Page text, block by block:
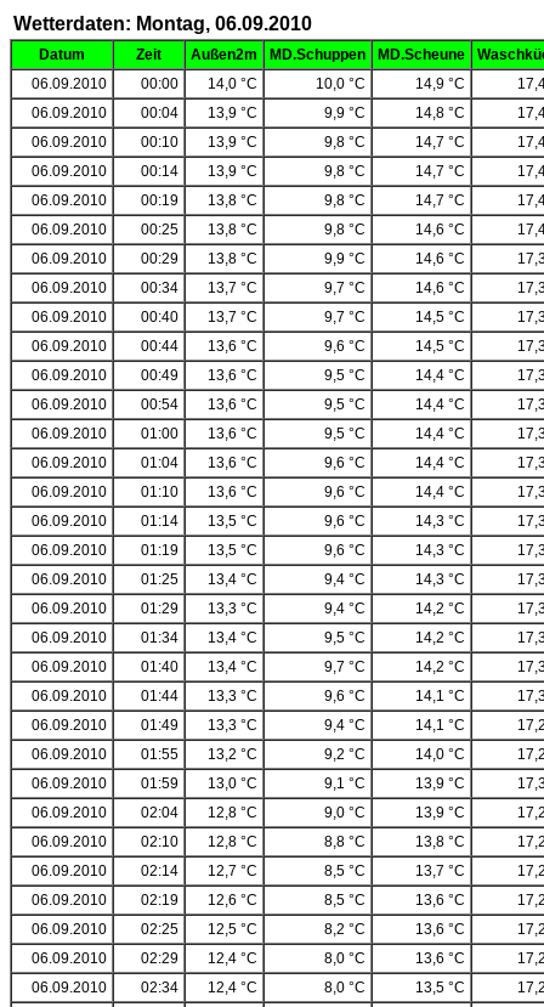
Wetterdaten: Montag, 06.09.2010
Datum Zeit Außen2m MD.Schuppen MD.Scheune
06.09.2010
00:00 14,0 °C 10,0 °C 14,9 °C
06.09.2010
00:04 13,9 °C 9,9 °C 14,8 °C
06.09.2010
00:10 13,9 °C 9,8 °C 14,7 °C
06.09.2010
00:14 13,9 °C 9,8 °C 14,7 °C
06.09.2010
00:19 13,8 °C 9,8 °C 14,7 °C
06.09.2010
00:25 13,8 °C 9,8 °C 14,6 °C
06.09.2010
00:29 13,8 °C 9,9 °C 14,6 °C
06.09.2010
00:34 13,7 °C 9,7 °C 14,6 °C
06.09.2010
00:40 13,7 °C 9,7 °C 14,5 °C
06.09.2010
00:44 13,6 °C 9,6 °C 14,5 °C
06.09.2010
00:49 13,6 °C 9,5 °C 14,4 °C
06.09.2010
00:54 13,6 °C 9,5 °C 14,4 °C
06.09.2010
01:00 13,6 °C 9,5 °C 14,4 °C
06.09.2010
01:04 13,6 °C 9,6 °C 14,4 °C
06.09.2010
01:10 13,6 °C 9,6 °C 14,4 °C
06.09.2010
01:14 13,5 °C 9,6 °C 14,3 °C
06.09.2010
01:19 13,5 °C 9,6 °C 14,3 °C
06.09.2010
01:25 13,4 °C 9,4 °C 14,3 °C
06.09.2010
01:29 13,3 °C 9,4 °C 14,2 °C
06.09.2010
01:34 13,4 °C 9,5 °C 14,2 °C
06.09.2010
01:40 13,4 °C 9,7 °C 14,2 °C
06.09.2010
01:44 13,3 °C 9,6 °C 14,1 °C
06.09.2010
01:49 13,3 °C 9,4 °C 14,1 °C
06.09.2010
01:55 13,2 °C 9,2 °C 14,0 °C
06.09.2010
01:59 13,0 °C 9,1 °C 13,9 °C
06.09.2010
02:04 12,8 °C 9,0 °C 13,9 °C
06.09.2010
02:10 12,8 °C 8,8 °C 13,8 °C
06.09.2010
02:14 12,7 °C 8,5 °C 13,7 °C
06.09.2010
02:19 12,6 °C 8,5 °C 13,6 °C
06.09.2010
02:25 12,5 °C 8,2 °C 13,6 °C
06.09.2010
02:29 12,4 °C 8,0 °C 13,6 °C
06.09.2010
02:34 12,4 °C 8,0 °C 13,5 °C